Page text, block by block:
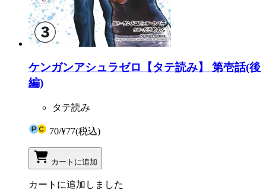
ケンガンアシュラゼロ【タテ読み】 第壱話(後
編)
タテ読み
70/¥77(税込)
カートに追加
カートに追加しました